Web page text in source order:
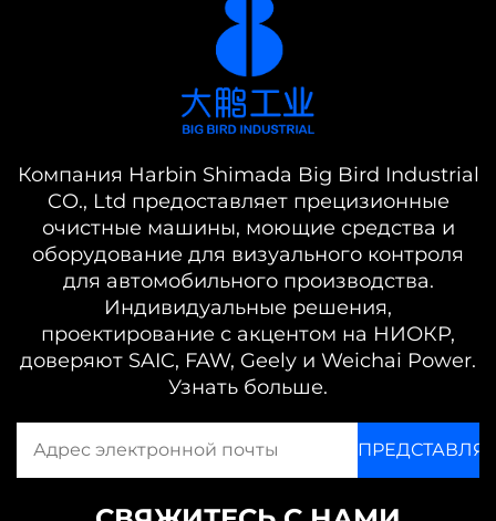
Компания Harbin Shimada Big Bird Industrial
CO., Ltd предоставляет прецизионные
очистные машины, моющие средства и
оборудование для визуального контроля
для автомобильного производства.
Индивидуальные решения,
проектирование с акцентом на НИОКР,
доверяют SAIC, FAW, Geely и Weichai Power.
Узнать больше.